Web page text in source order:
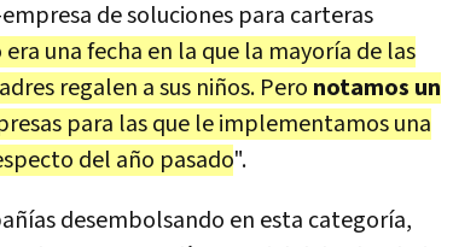
de soluciones para carteras
una fecha en la que la mayoría de las
regalen a sus niños. Pero notamos un
para las que le implementamos una
del año pasado".
desembolsando en esta categoría,